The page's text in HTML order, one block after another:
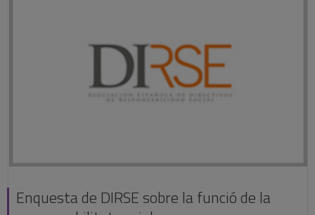
Enquesta de DIRSE sobre la funció de la